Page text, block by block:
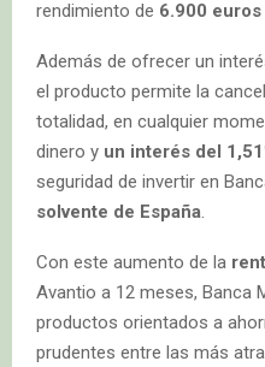
rendimiento de 6.900
Además de ofrecer un
el producto permite la
totalidad, en cualquier
dinero y un interés del
seguridad de invertir en
solvente de España.
Con este aumento de la
Avantio a 12 meses, Banca
productos orientados a
prudentes entre las más